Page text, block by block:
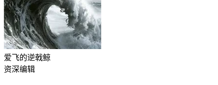
爱飞的逆戟鲸
资深编辑